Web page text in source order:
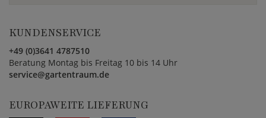
KUNDENSERVICE
+49 (0)3641 4787510
Beratung Montag bis Freitag 10 bis 14 Uhr
service@gartentraum.de
EUROPAWEITE LIEFERUNG